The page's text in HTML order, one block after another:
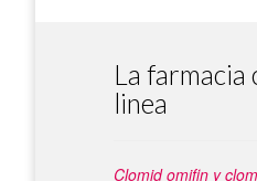
La farmacia
linea
Clomid omifin y